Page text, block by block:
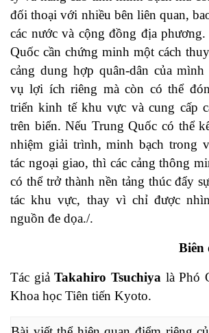
đối thoại với nhiều bên liên quan,
các nước và cộng đồng địa
Quốc cần chứng minh một cách
cảng dung hợp quân-dân của
vụ lợi ích riêng mà còn có thể
triển kinh tế khu vực và cung cấp
trên biển. Nếu Trung Quốc có thể
nhiệm giải trình, minh bạch trong
tác ngoại giao, thì các cảng thông
có thể trở thành nền tảng thúc đẩy
tác khu vực, thay vì chỉ được
nguồn đe dọa./.
Biên
Tác giảTakahiro Tsuchiya là Phó
Khoa học Tiên tiến Kyoto.